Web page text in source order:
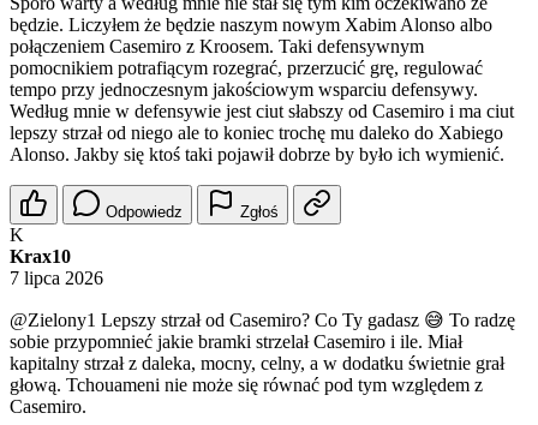
będzie. Liczyłem że będzie naszym nowym Xabim Alonso albo
połączeniem Casemiro z Kroosem. Taki defensywnym
pomocnikiem potrafiącym rozegrać, przerzucić grę, regulować
tempo przy jednoczesnym jakościowym wsparciu defensywy.
Według mnie w defensywie jest ciut słabszy od Casemiro i ma ciut
lepszy strzał od niego ale to koniec trochę mu daleko do Xabiego
Alonso. Jakby się ktoś taki pojawił dobrze by było ich wymienić.
Odpowiedz Zgłoś
K
Krax10
7 lipca 2026
@Zielony1 Lepszy strzał od Casemiro? Co Ty gadasz 😅 To radzę
sobie przypomnieć jakie bramki strzelał Casemiro i ile. Miał
kapitalny strzał z daleka, mocny, celny, a w dodatku świetnie grał
głową. Tchouameni nie może się równać pod tym względem z
Casemiro.